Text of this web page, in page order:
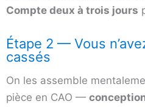
Compte deux à trois jours
Étape 2 — Vous
cassés
On les assemble
pièce en CAO —